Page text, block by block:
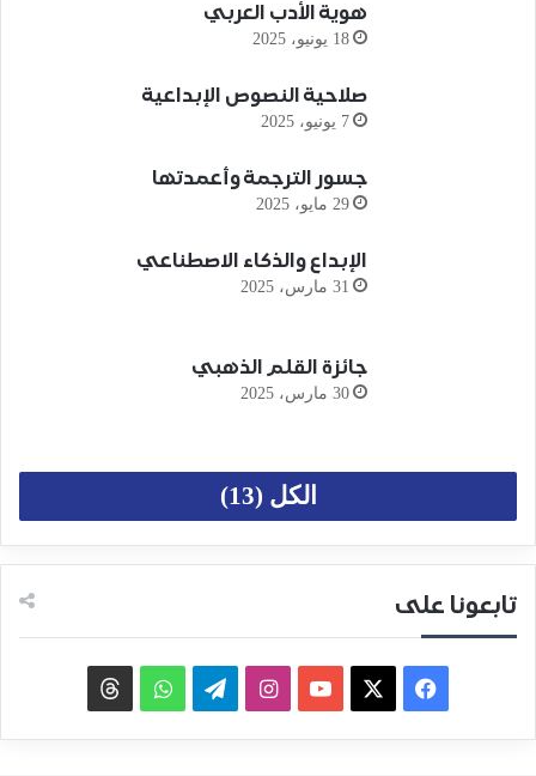
هوية الأدب العربي
18 يونيو، 2025
صلاحية النصوص الإبداعية
7 يونيو، 2025
جسور الترجمة وأعمدتها
29 مايو، 2025
الإبداع والذكاء الاصطناعي
31 مارس، 2025
جائزة القلم الذهبي
30 مارس، 2025
الكل (13)
تابعونا على